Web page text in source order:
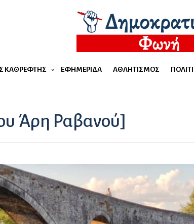
ΚΑΘΡΈΦΤΗΣ ΕΦΗΜΕΡΊΔΑ ΑΘΛΗΤΙΣΜΌΣ
Άρη Ραβανού]